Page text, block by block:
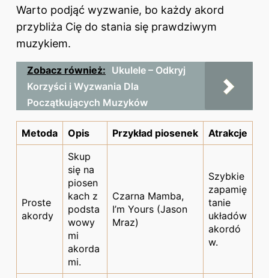
Warto podjąć wyzwanie, bo każdy akord
przybliża Cię do stania się prawdziwym
muzykiem.
Zobacz również: Ukulele – Odkryj
Korzyści i Wyzwania Dla
Początkujących Muzyków
Metoda Opis Przykład piosenek Atrakcje
Proste
akordy
Skup
się na
piosen
kach z
podsta
wowy
mi
akorda
mi.
Czarna Mamba,
I’m Yours (Jason
Mraz)
Szybkie
zapamię
tanie
układów
akordó
w.